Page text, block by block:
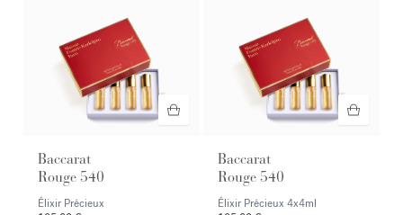
Baccarat
Rouge 540
Élixir Précieux
Baccarat
Rouge 540
Élixir Précieux 4x4ml